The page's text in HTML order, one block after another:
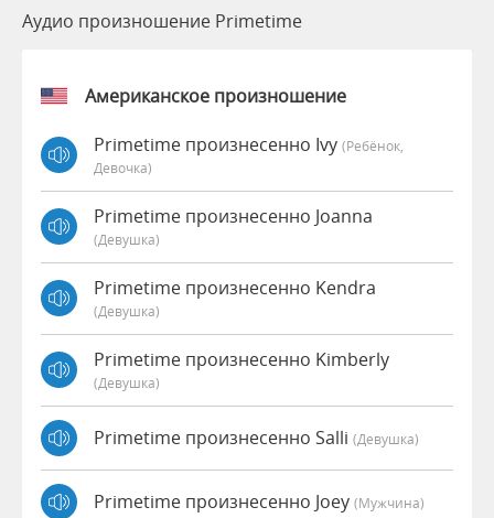
Аудио произношение Primetime
Американское произношение
Primetime произнесенно Ivy (Ребёнок,
Девочка)
Primetime произнесенно Joanna
(девушка)
Primetime произнесенно Kendra
(девушка)
Primetime произнесенно Kimberly
(девушка)
Primetime произнесенно Salli (девушка)
Primetime произнесенно Joey (мужчина)